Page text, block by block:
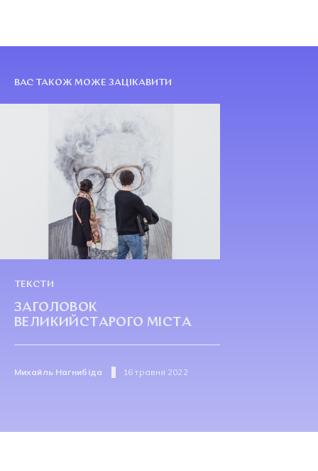
ВАС ТАКОЖ МОЖЕ ЗАЦІКАВИТИ
ТЕКСТИ
ЗАГОЛОВОК
ВЕЛИКИЙСТАРОГО МІСТА
Михайль Нагнибіда 16 травня 2022